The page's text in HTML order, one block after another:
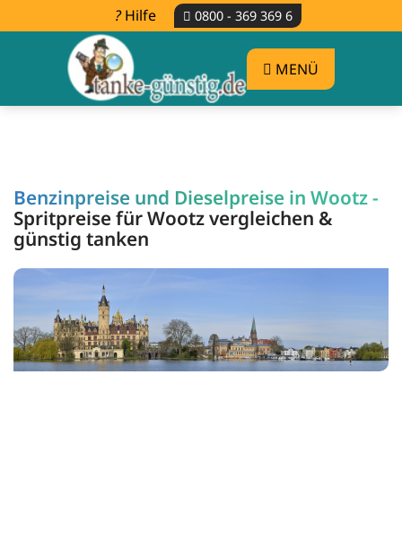
Hilfe 0800 - 369 369 6
MENÜ
Benzinpreise und Dieselpreise in Wootz -
Spritpreise für Wootz vergleichen &
günstig tanken